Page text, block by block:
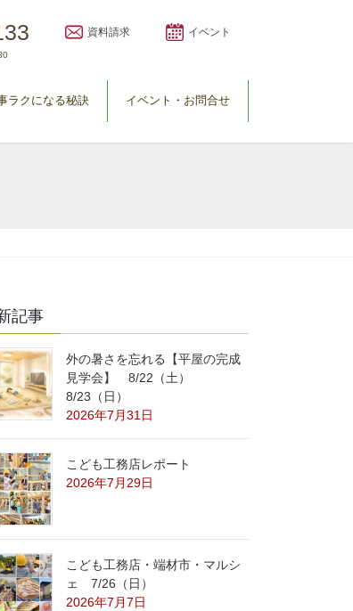
資料請求 イベント
ラクになる秘訣 イベント・お問合せ
記事
外の暑さを忘れる【平屋の完成
見学会】 8/22（土）
8/23（日）
2026年7月31日
こども工務店レポート
2026年7月29日
こども工務店・端材市・マルシ
ェ 7/26（日）
2026年7月7日